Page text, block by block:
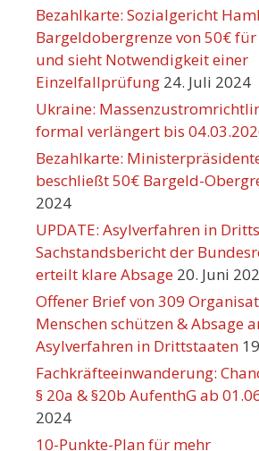
Bezahlkarte: Sozialgericht
Bargeldobergrenze von 50€
und sieht Notwendigkeit einer
Einzelfallprüfung 24. Juli 2024
Ukraine:
formal verlängert bis
Bezahlkarte:
beschließt 50€ Bargeld-
2024
UPDATE: Asylverfahren in
Sachstandsbericht der
erteilt klare Absage 20. Juni
Offener Brief von 309
Menschen schützen & Absage
Asylverfahren in Drittstaaten
Fachkräfteeinwanderung:
§ 20a & §20b AufenthG ab
2024
10-Punkte-Plan für mehr